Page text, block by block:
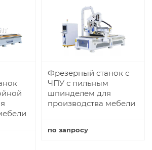
Фрезерный станок с
ЧПУ с пильным
шпинделем для
производства мебели
по запросу